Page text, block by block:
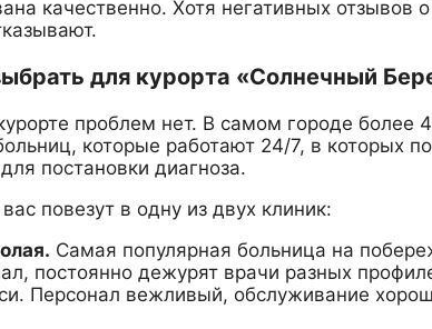
качественно. Хотя негативных отзывов
для курорта «Солнечный
проблем нет. В самом городе более
которые работают 24/7, в которых
постановки диагноза.
повезут в одну из двух клиник:
Самая популярная больница на
постоянно дежурят врачи разных
Персонал вежливый, обслуживание